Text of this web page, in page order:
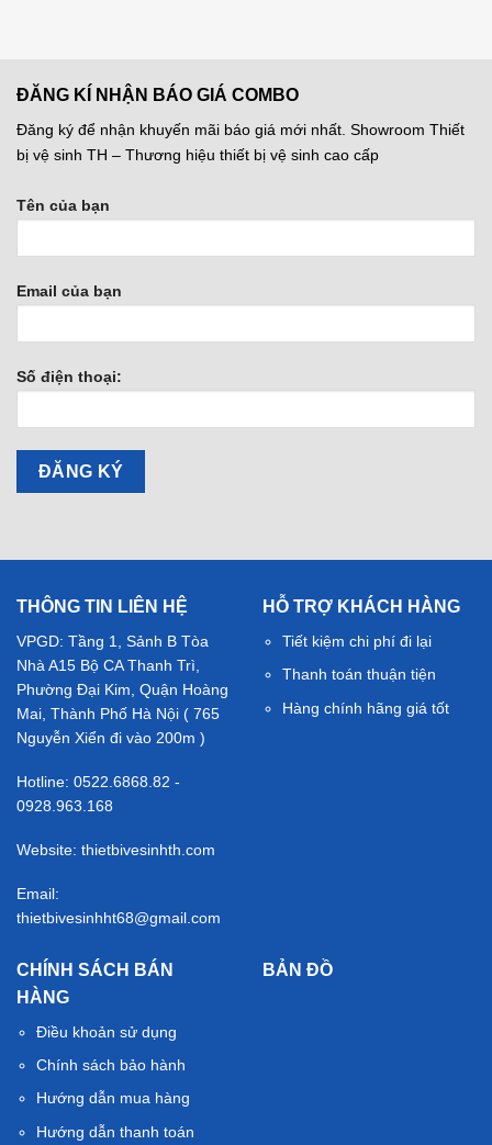
ĐĂNG KÍ NHẬN BÁO GIÁ COMBO
Đăng ký để nhận khuyến mãi báo giá mới nhất. Showroom Thiết
bị vệ sinh TH – Thương hiệu thiết bị vệ sinh cao cấp
Tên của bạn
Email của bạn
Số điện thoại:
THÔNG TIN LIÊN HỆ
VPGD: Tầng 1, Sảnh B Tòa
Nhà A15 Bộ CA Thanh Trì,
Phường Đại Kim, Quận Hoàng
Mai, Thành Phố Hà Nội ( 765
Nguyễn Xiển đi vào 200m )
Hotline: 0522.6868.82 -
0928.963.168
Website: thietbivesinhth.com
Email:
thietbivesinhht68@gmail.com
HỖ TRỢ KHÁCH HÀNG
Tiết kiệm chi phí đi lại
Thanh toán thuận tiện
Hàng chính hãng giá tốt
CHÍNH SÁCH BÁN
HÀNG
Điều khoản sử dụng
Chính sách bảo hành
Hướng dẫn mua hàng
Hướng dẫn thanh toán
BẢN ĐỒ